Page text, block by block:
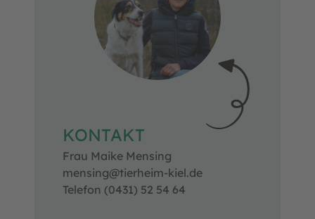
KONTAKT
Frau Maike Mensing
mensing@tierheim-kiel.de
Telefon (0431) 52 54 64